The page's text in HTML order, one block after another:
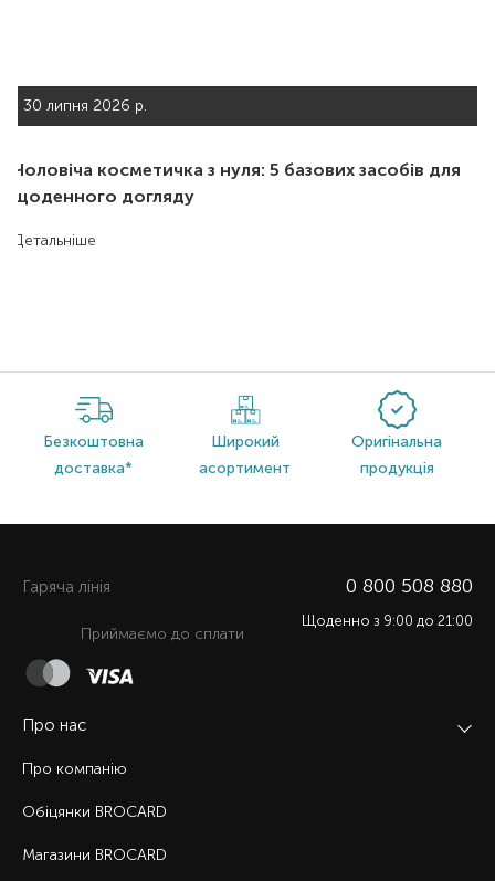
30 липня 2026 р.
Чоловіча косметичка з нуля: 5 базових засобів для
щоденного догляду
Детальніше
Безкоштовна
доставка*
Широкий
асортимент
Оригінальна
продукція
Про нас
Про компанію
Обіцянки BROCARD
Магазини BROCARD
Гаряча лiнiя 0 800 508 880
Щоденно з 9:00 до 21:00
Приймаємо до сплати